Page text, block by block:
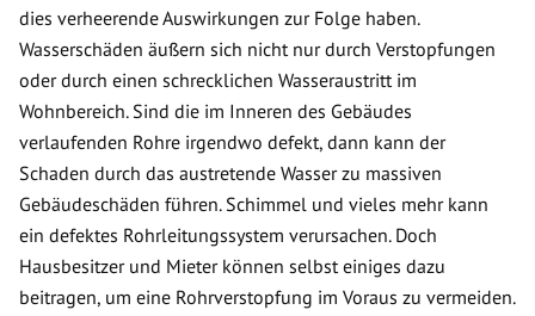
dies verheerende Auswirkungen zur Folge haben.
Wasserschäden äußern sich nicht nur durch Verstopfungen
oder durch einen schrecklichen Wasseraustritt im
Wohnbereich. Sind die im Inneren des Gebäudes
verlaufenden Rohre irgendwo defekt, dann kann der
Schaden durch das austretende Wasser zu massiven
Gebäudeschäden führen. Schimmel und vieles mehr kann
ein defektes Rohrleitungssystem verursachen. Doch
Hausbesitzer und Mieter können selbst einiges dazu
beitragen, um eine Rohrverstopfung im Voraus zu vermeiden.